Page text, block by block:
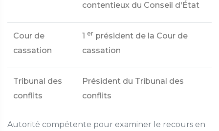
Autorité compétente pour examiner le recours en
contentieux du Conseil d'État
Cour de
cassation
1 er président de la Cour de
cassation
Tribunal des
conflits
Président du Tribunal des
conflits